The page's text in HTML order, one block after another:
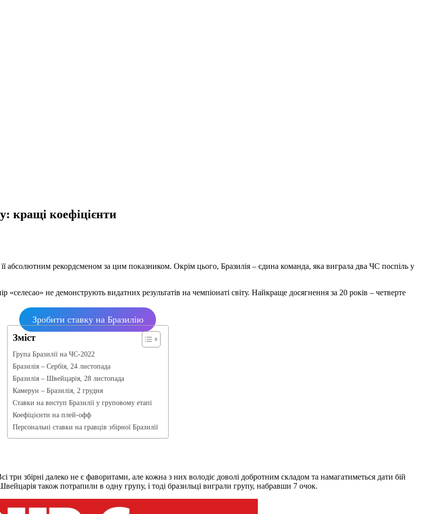
кращі коефіцієнти
її абсолютним рекордсменом за цим показником. Окрім цього, Бразилія – єдина команда, яка виграла два ЧС поспіль у
«селесао» не демонструють видатних результатів на чемпіонаті світу. Найкраще досягнення за 20 років – четверте
Зробити ставку на Бразилію
Зміст
Група Бразилії на ЧС-2022
Бразилія – Сербія, 24 листопада
Бразилія – Швейцарія, 28 листопада
Камерун – Бразилія, 2 грудня
Ставки на виступ Бразилії у груповому етапі
Коефіцієнти на плей-офф
Персональні ставки на гравців збірної Бразилії
три збірні далеко не є фаворитами, але кожна з них володіє доволі добротним складом та намагатиметься дати бій
також потрапили в одну групу, і тоді бразильці виграли групу, набравши 7 очок.